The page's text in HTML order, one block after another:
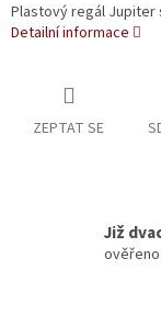
Plastový regál Jupiter
Detailní informace
ZEPTAT SE
Již